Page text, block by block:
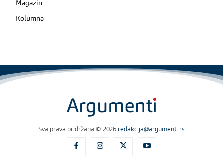
Magazin
Kolumna
Sva prava pridržana © 2026 redakcija@argumenti.rs